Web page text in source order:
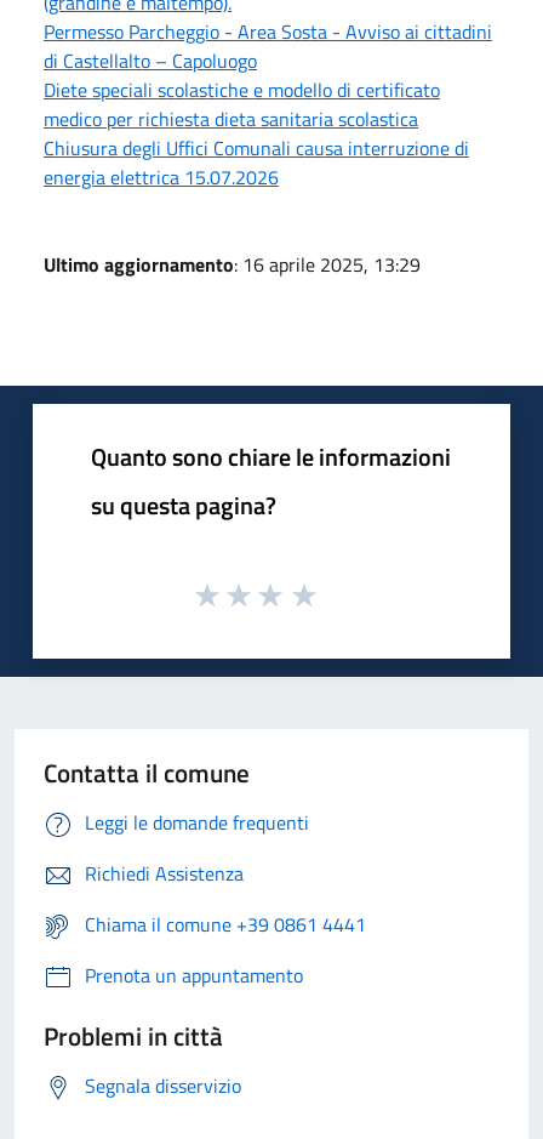
Permesso Parcheggio - Area Sosta - Avviso ai cittadini
di Castellalto – Capoluogo
Diete speciali scolastiche e modello di certificato
medico per richiesta dieta sanitaria scolastica
Chiusura degli Uffici Comunali causa interruzione di
energia elettrica 15.07.2026
Ultimo aggiornamento: 16 aprile 2025, 13:29
Quanto sono chiare le informazioni
su questa pagina?
Contatta il comune
Leggi le domande frequenti
Richiedi Assistenza
Chiama il comune +39 0861 4441
Prenota un appuntamento
Problemi in città
Segnala disservizio